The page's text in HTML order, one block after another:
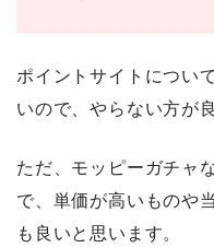
ポイントサイトについ
いので、やらない方が
ただ、モッピーガチャ
で、単価が高いものや
も良いと思います。